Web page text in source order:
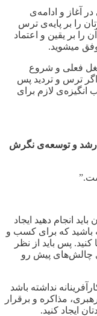
آغاز و ادامهی
را بر پایه‌ی ترس
را بر یقین و اعتماد
میشوید.
فعلی و شروع
ترس و تردید پس
انگیزهی لازم برای
ی نگرش
انجام دهید ایجاد
باشید که برای کسب و
پس باید از نظر
چالشهای پیش رو
نداشته باشد
مذاکره و برقرار
ایجاد کنید.